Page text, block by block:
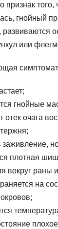
признак того,
гнойный
развиваются
или
гнойные
отек очага
заживление,
плотная
вокруг раны и
на